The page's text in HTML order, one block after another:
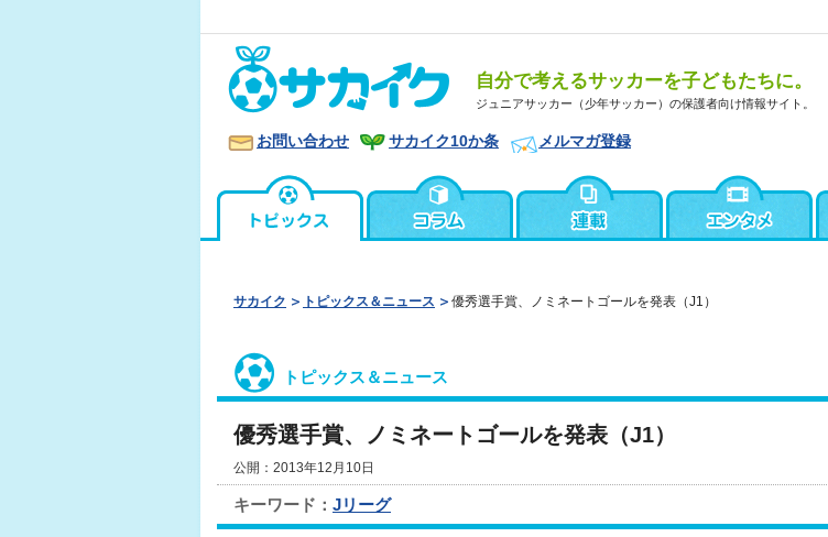
自分で考えるサッカーを子どもたちに。
ジュニアサッカー（少年サッカー）の保護者向け情報サイト。
お問い合わせ サカイク10か条 メルマガ登録
サカイク トピックス＆ニュース 優秀選手賞、ノミネートゴールを発表（J1）
トピックス＆ニュース
優秀選手賞、ノミネートゴールを発表（J1）
公開：2013年12月10日
キーワード： Jリーグ